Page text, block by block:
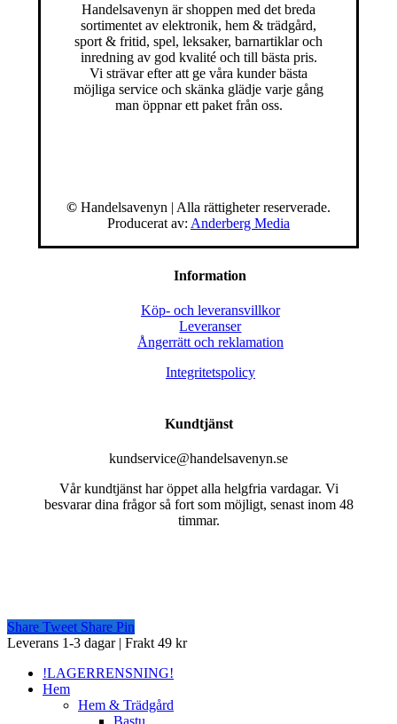
Handelsavenyn är shoppen med det breda
sortimentet av elektronik, hem & trädgård,
sport & fritid, spel, leksaker, barnartiklar och
inredning av god kvalité och till bästa pris.
Vi strävar efter att ge våra kunder bästa
möjliga service och skänka glädje varje gång
man öppnar ett paket från oss.
© Handelsavenyn | Alla rättigheter reserverade.
Producerat av: Anderberg Media
Information
Köp- och leveransvillkor
Leveranser
Ångerrätt och reklamation
Integritetspolicy
Kundtjänst
kundservice@handelsavenyn.se
Vår kundtjänst har öppet alla helgfria vardagar. Vi
besvarar dina frågor så fort som möjligt, senast inom 48
timmar.
Share Tweet Share Pin
Close
Leverans 1-3 dagar | Frakt 49 kr
!LAGERRENSNING!
Hem
Hem & Trädgård
Bastu